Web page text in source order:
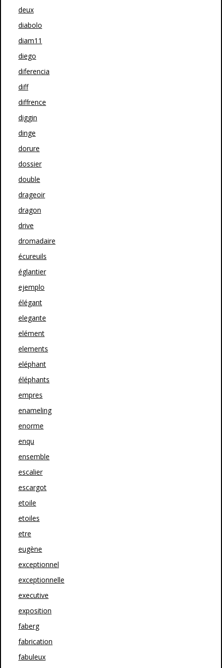
deux
diabolo
diam11
diego
diferencia
diff
diffrence
diggin
dinge
dorure
dossier
double
drageoir
dragon
drive
dromadaire
écureuils
églantier
ejemplo
élégant
elegante
elément
elements
eléphant
éléphants
empres
enameling
enorme
enqu
ensemble
escalier
escargot
etoile
etoiles
etre
eugène
exceptionnel
exceptionnelle
executive
exposition
faberg
fabrication
fabuleux